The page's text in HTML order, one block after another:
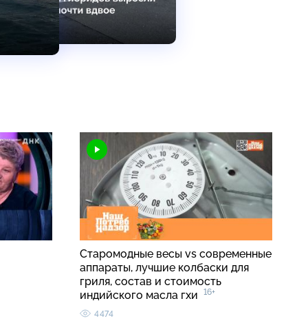
Старомодные весы vs современные
аппараты, лучшие колбаски для
гриля, состав и стоимость
индийского масла гхи
16+
4474